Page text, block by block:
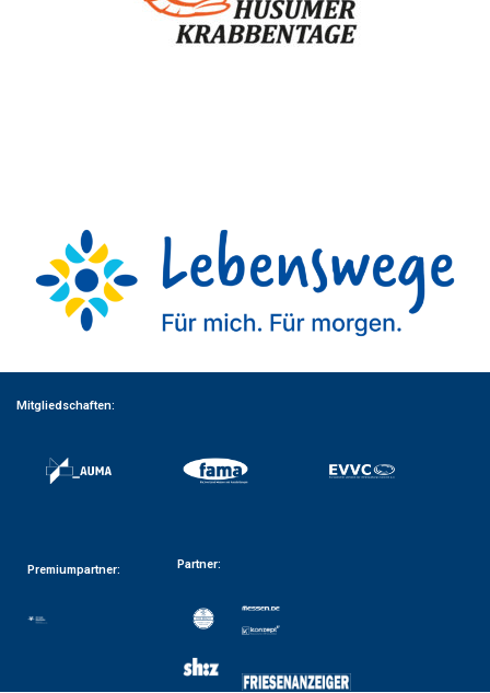
Mitgliedschaften:
Premiumpartner: Partner: